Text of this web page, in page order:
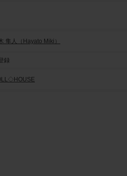
隼人（Hayato Miki）
録